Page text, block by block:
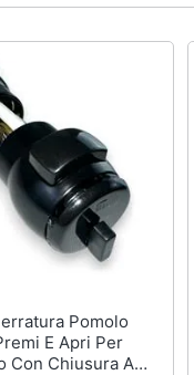
E Apri Per
Con Chiusura A